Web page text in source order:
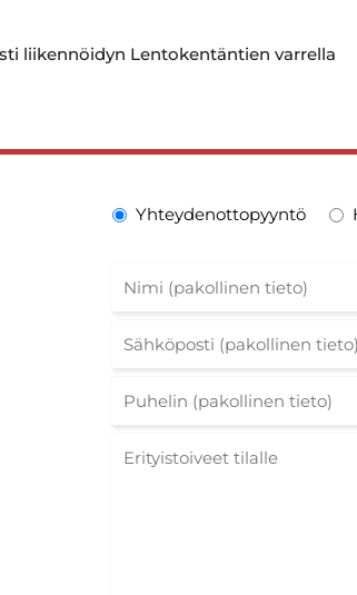
liikennöidyn Lentokentäntien varrella
Yhteydenottopyyntö